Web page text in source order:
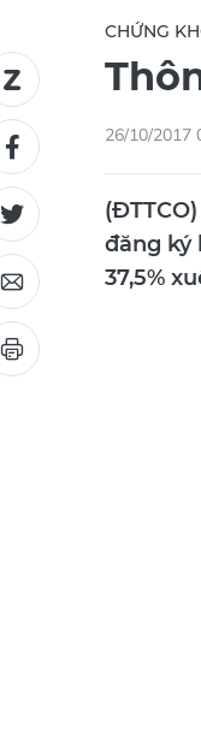
CHỨNG
26/10/2017
đăng
37,5%